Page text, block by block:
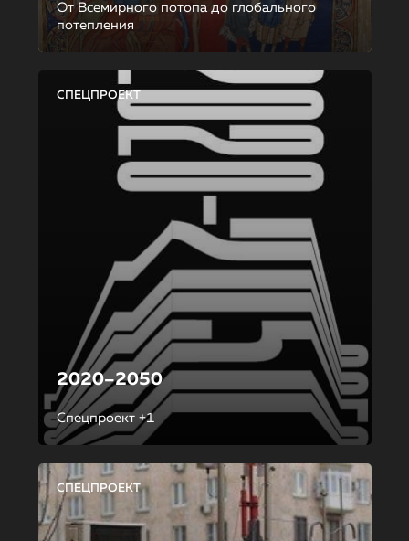
От Всемирного потопа до глобального
потепления
СПЕЦПРОЕКТ
2020–2050
Спецпроект +1
СПЕЦПРОЕКТ